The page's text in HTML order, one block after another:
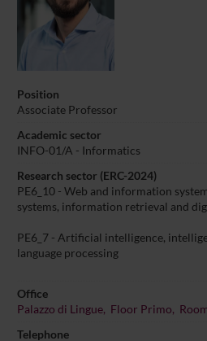
Position
Associate Professor
Academic sector
INFO-01/A - Informatics
Research sector (ERC-2024)
PE6_10 - Web and information
systems, information retrieval and
PE6_7 - Artificial intelligence,
language processing
Office
Palazzo di Lingue, Floor Primo,
Telephone